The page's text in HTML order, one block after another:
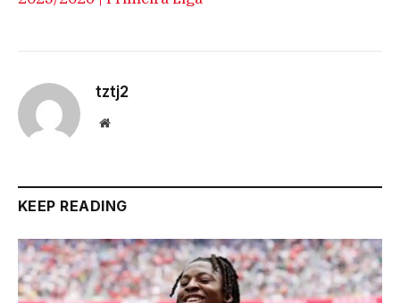
tztj2
Website
KEEP READING